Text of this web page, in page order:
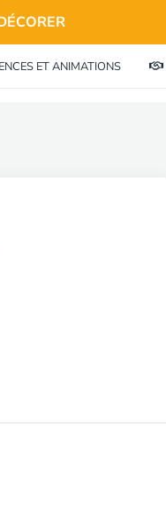
ET ANIMATIONS